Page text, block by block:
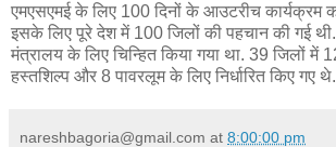
एमएसएमई के लिए 100 दिनों के आउटरीच कार्यक्रम
इसके लिए पूरे देश में 100 जिलों की पहचान की गई
मंत्रालय के लिए चिन्हित किया गया था. 39 जिलों में
हस्‍तशिल्‍प और 8 पावरलूम के लिए निर्धारित किए गए थे.
nareshbagoria@gmail.com at 8:00:00 pm